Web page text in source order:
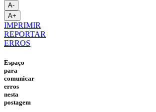
A-
A+
IMPRIMIR
REPORTAR
ERROS
Espaço
para
comunicar
erros
nesta
postagem